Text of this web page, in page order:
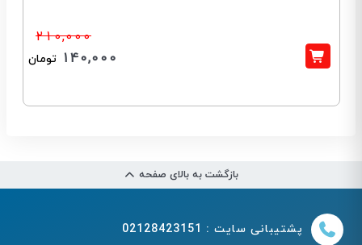
210,000
140,000 تومان
بازگشت به بالای صفحه
پشتیبانی سایت : 02128423151